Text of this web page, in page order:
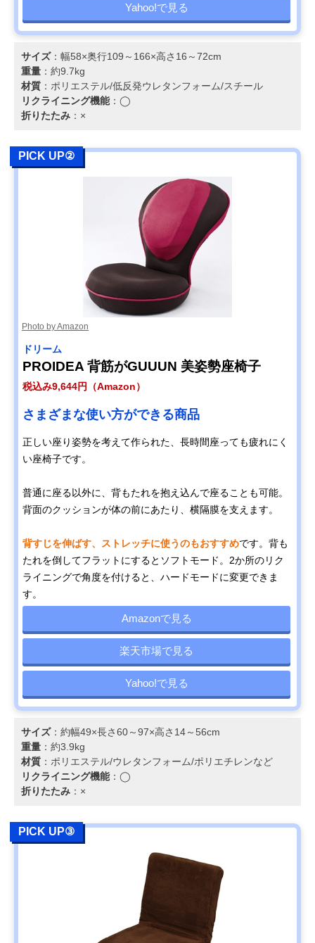
Yahoo!で見る
サイズ：幅58×奥行109～166×高さ16～72cm
重量 ：約9.7kg
材質 ：ポリエステル/低反発ウレタンフォーム/スチール
リクライニング機能：◯
折りたたみ ：×
PICK UP②
Photo by Amazon
‎ドリーム
PROIDEA 背筋がGUUUN 美姿勢座椅子
税込み9,644円（Amazon）
さまざまな使い方ができる商品
正しい座り姿勢を考えて作られた、長時間座っても疲れにく
い座椅子です。
普通に座る以外に、背もたれを抱え込んで座ることも可能。
背面のクッションが体の前にあたり、横隔膜を支えます。
背すじを伸ばす、ストレッチに使うのもおすすめです。背も
たれを倒してフラットにするとソフトモード。2か所のリク
ライニングで角度を付けると、ハードモードに変更できま
す。
Amazonで見る
楽天市場で見る
Yahoo!で見る
サイズ：約幅49×長さ60～97×高さ14～56cm
重量 ：約3.9kg
材質 ：ポリエステル/ウレタンフォーム/ポリエチレンなど
リクライニング機能：◯
折りたたみ ：×
PICK UP③